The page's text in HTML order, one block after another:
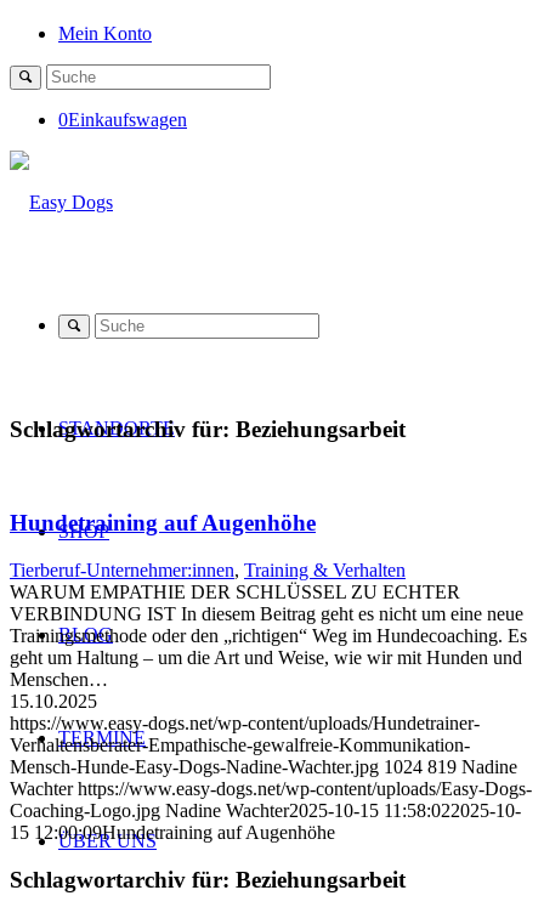
Mein Konto
0Einkaufswagen
STANDORTE
SHOP
BLOG
TERMINE
ÜBER UNS
Schlagwortarchiv für: Beziehungsarbeit
Hundetraining auf Augenhöhe
Tierberuf-Unternehmer:innen, Training & Verhalten
WARUM EMPATHIE DER SCHLÜSSEL ZU ECHTER
VERBINDUNG IST In diesem Beitrag geht es nicht um eine neue
Trainingsmethode oder den „richtigen“ Weg im Hundecoaching. Es
geht um Haltung – um die Art und Weise, wie wir mit Hunden und
Menschen…
15.10.2025
https://www.easy-dogs.net/wp-content/uploads/Hundetrainer-
Verhaltensberater-Empathische-gewalfreie-Kommunikation-
Mensch-Hunde-Easy-Dogs-Nadine-Wachter.jpg 1024 819 Nadine
Wachter https://www.easy-dogs.net/wp-content/uploads/Easy-Dogs-
Coaching-Logo.jpg Nadine Wachter2025-10-15 11:58:022025-10-
15 12:00:09Hundetraining auf Augenhöhe
Schlagwortarchiv für: Beziehungsarbeit